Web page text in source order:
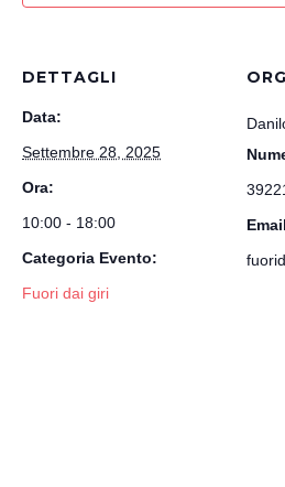
DETTAGLI
Data:
Settembre 28, 2025
Ora:
10:00 - 18:00
Categoria Evento:
Fuori dai giri
Email